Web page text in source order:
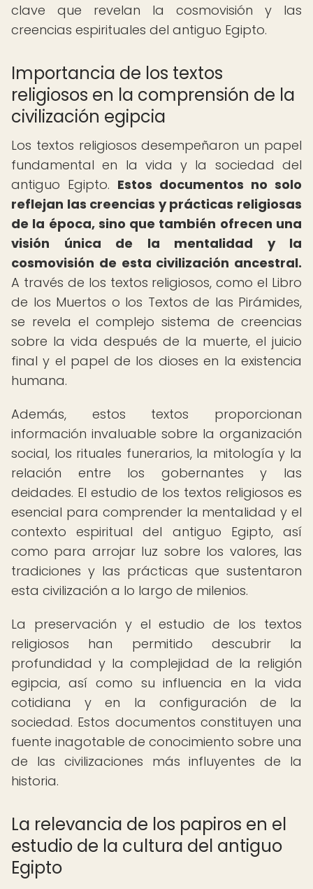
clave que revelan la cosmovisión y las
creencias espirituales del antiguo Egipto.
Importancia de los textos
religiosos en la comprensión de la
civilización egipcia
Los textos religiosos desempeñaron un papel
fundamental en la vida y la sociedad del
antiguo Egipto. Estos documentos no solo
reflejan las creencias y prácticas religiosas
de la época, sino que también ofrecen una
visión única de la mentalidad y la
cosmovisión de esta civilización ancestral.
A través de los textos religiosos, como el Libro
de los Muertos o los Textos de las Pirámides,
se revela el complejo sistema de creencias
sobre la vida después de la muerte, el juicio
final y el papel de los dioses en la existencia
humana.
Además, estos textos proporcionan
información invaluable sobre la organización
social, los rituales funerarios, la mitología y la
relación entre los gobernantes y las
deidades. El estudio de los textos religiosos es
esencial para comprender la mentalidad y el
contexto espiritual del antiguo Egipto, así
como para arrojar luz sobre los valores, las
tradiciones y las prácticas que sustentaron
esta civilización a lo largo de milenios.
La preservación y el estudio de los textos
religiosos han permitido descubrir la
profundidad y la complejidad de la religión
egipcia, así como su influencia en la vida
cotidiana y en la configuración de la
sociedad. Estos documentos constituyen una
fuente inagotable de conocimiento sobre una
de las civilizaciones más influyentes de la
historia.
La relevancia de los papiros en el
estudio de la cultura del antiguo
Egipto